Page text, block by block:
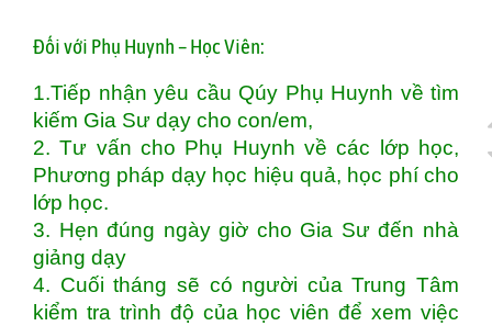
Đối với Phụ Huynh – Học Viên:
1.Tiếp nhận yêu cầu Qúy Phụ Huynh về tìm
kiếm Gia Sư dạy cho con/em,
2. Tư vấn cho Phụ Huynh về các lớp học,
Phương pháp dạy học hiệu quả, học phí cho
lớp học.
3. Hẹn đúng ngày giờ cho Gia Sư đến nhà
giảng dạy
4. Cuối tháng sẽ có người của Trung Tâm
kiểm tra trình độ của học viên để xem việc